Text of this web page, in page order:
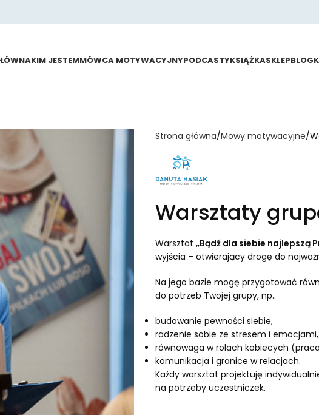
KIM JESTEMMÓWCA MOTYWACYJNYPODCASTYKSIĄŻKASKLEPBLOG
Strona główna Mowy motywacyjne
Warsztaty
Warsztat „Bądź dla siebie najlepszą
wyjścia – otwierający drogę do
Na jego bazie mogę przygotować
do potrzeb Twojej grupy, np.:
budowanie pewności siebie,
radzenie sobie ze stresem i emocjami,
równowaga w rolach kobiecych
komunikacja i granice w relacjach.
Każdy warsztat projektuję
na potrzeby uczestniczek.